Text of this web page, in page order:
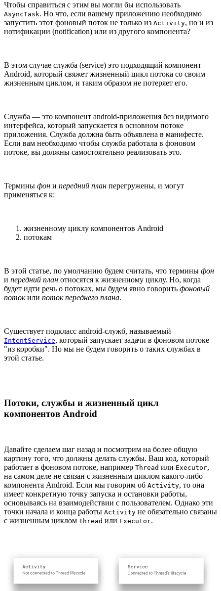
Чтобы справиться с этим вы могли бы использовать
AsyncTask. Но что, если вашему приложению необходимо
запустить этот фоновый поток не только из Activity, но и из
нотификации (notification) или из другого компонента?
В этом случае служба (service) это подходящий компонент
Android, который свяжет жизненный цикл потока со своим
жизненным циклом, и таким образом не потеряет его.
Служба — это компонент android-приложения без видимого
интерфейса, который запускается в основном потоке
приложения. Служба должна быть объявлена в манифесте.
Если вам необходимо чтобы служба работала в фоновом
потоке, вы должны самостоятельно реализовать это.
Термины фон и передний план перегружены, и могут
применяться к:
жизненному циклу компонентов Android
потокам
В этой статье, по умолчанию будем считать, что термины фон
и передний план относятся к жизненному циклу. Но, когда
будет идти речь о потоках, мы будем явно говорить фоновый
потокили поток переднего плана.
Существует подкласс android-служб, называемый
IntentService, который запускает задачи в фоновом потоке
"из коробки". Но мы не будем говорить о таких службах в
этой статье.
Потоки, службы и жизненный цикл
компонентов Android
Давайте сделаем шаг назад и посмотрим на более общую
картину того, что должны делать службы. Ваш код, который
работает в фоновом потоке, например Thread или Executor,
на самом деле не связан с жизненным циклом какого-либо
компонента Android. Если мы говорим об Activity, то она
имеет конкретную точку запуска и остановки работы,
основываясь на взаимодействии с пользователем. Однако эти
точки начала и конца работы Activity не обязательно связаны
с жизненным циклом Thread или Executor.